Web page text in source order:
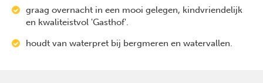
graag overnacht in een mooi gelegen, kindvriendelijk
en kwaliteistvol 'Gasthof'.
houdt van waterpret bij bergmeren en watervallen.